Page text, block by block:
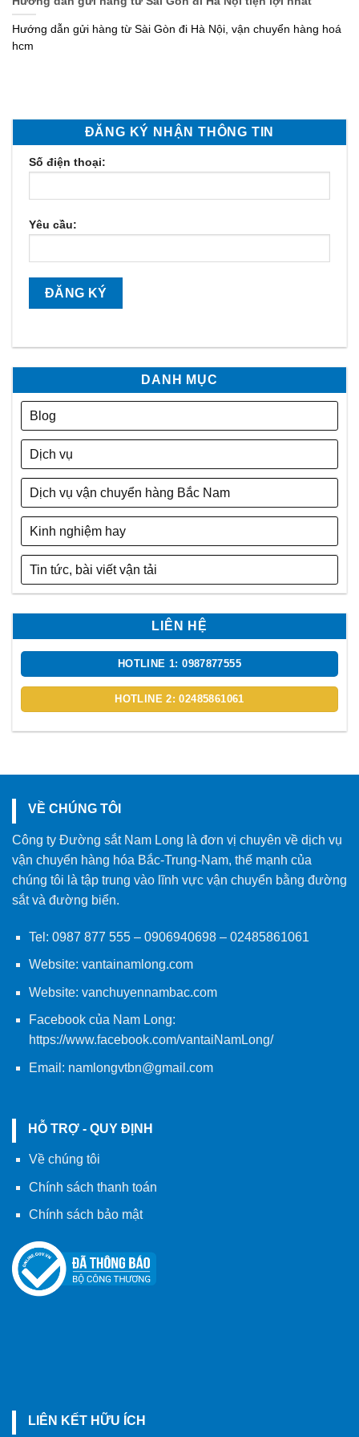
Hướng dẫn gửi hàng từ Sài Gòn đi Hà Nội, vận chuyển hàng hoá
hcm
ĐĂNG KÝ NHẬN THÔNG TIN
Số điện thoại:
Yêu cầu:
DANH MỤC
Blog
Dịch vụ
Dịch vụ vận chuyển hàng Bắc Nam
Kinh nghiệm hay
Tin tức, bài viết vận tải
LIÊN HỆ
HOTLINE 1: 0987877555
HOTLINE 2: 02485861061
VỀ CHÚNG TÔI
Công ty Đường sắt Nam Long là đơn vị chuyên về dịch vụ
vận chuyển hàng hóa Bắc-Trung-Nam, thế mạnh của
chúng tôi là tập trung vào lĩnh vực vận chuyển bằng đường
sắt và đường biển.
Tel: 0987 877 555– 0906940698– 02485861061
Website: vantainamlong.com
Website: vanchuyennambac.com
Facebook của Nam Long:
https://www.facebook.com/vantaiNamLong/
Email: namlongvtbn@gmail.com
HỖ TRỢ - QUY ĐỊNH
Về chúng tôi
Chính sách thanh toán
Chính sách bảo mật
LIÊN KẾT HỮU ÍCH